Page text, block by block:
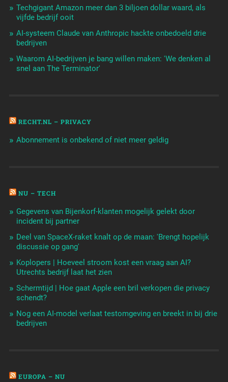
Techgigant Amazon meer dan 3 biljoen dollar waard, als
vijfde bedrijf ooit
AI-systeem Claude van Anthropic hackte onbedoeld drie
bedrijven
Waarom AI-bedrijven je bang willen maken: 'We denken al
snel aan The Terminator'
RECHT.NL – PRIVACY
Abonnement is onbekend of niet meer geldig
NU – TECH
Gegevens van Bijenkorf-klanten mogelijk gelekt door
incident bij partner
Deel van SpaceX-raket knalt op de maan: 'Brengt hopelijk
discussie op gang'
Koplopers | Hoeveel stroom kost een vraag aan AI?
Utrechts bedrijf laat het zien
Schermtijd | Hoe gaat Apple een bril verkopen die privacy
schendt?
Nog een AI-model verlaat testomgeving en breekt in bij drie
bedrijven
EUROPA – NU